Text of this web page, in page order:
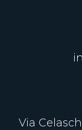
Via